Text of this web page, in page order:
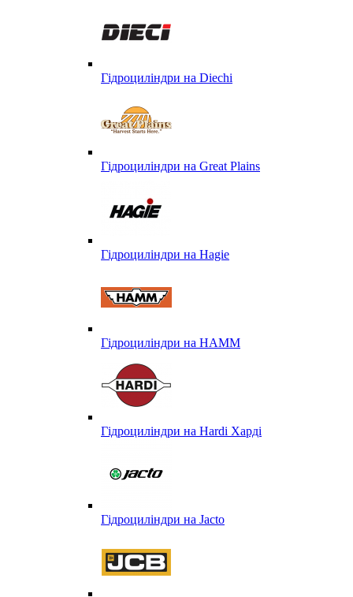
Гідроциліндри на Diechi
Гідроциліндри на Great Plains
Гідроциліндри на Hagie
Гідроциліндри на HAMM
Гідроциліндри на Hardi Харді
Гідроциліндри на Jacto